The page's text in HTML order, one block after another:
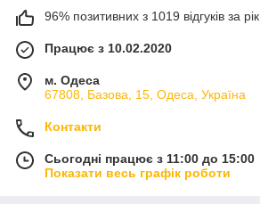
96% позитивних з 1019 відгуків за рік
Працює з 10.02.2020
м. Одеса
67808, Базова, 15, Одеса, Україна
Контакти
Сьогодні працює з 11:00 до 15:00
Показати весь графік роботи